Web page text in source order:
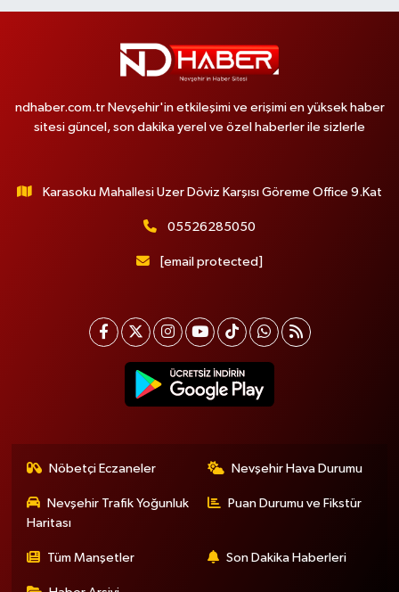
ndhaber.com.tr Nevşehir'in etkileşimi ve erişimi en yüksek haber
sitesi güncel, son dakika yerel ve özel haberler ile sizlerle
Karasoku Mahallesi Uzer Döviz Karşısı Göreme Office 9.Kat
05526285050
[email protected]
Nöbetçi Eczaneler Nevşehir Hava Durumu
Nevşehir Trafik Yoğunluk
Haritası
Puan Durumu ve Fikstür
Tüm Manşetler Son Dakika Haberleri